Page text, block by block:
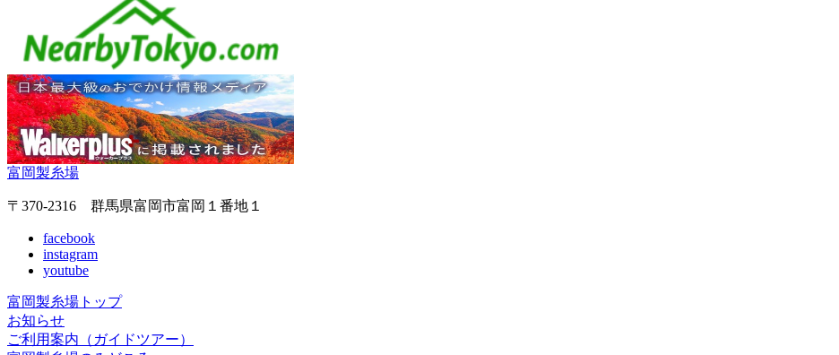
富岡製糸場
〒370-2316 群馬県富岡市富岡１番地１
facebook
instagram
youtube
富岡製糸場トップ
お知らせ
ご利用案内（ガイドツアー）